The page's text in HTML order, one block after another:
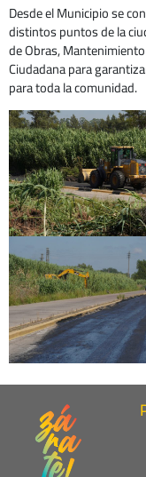
Desde el Municipio se
distintos puntos de la
de Obras,
Ciudadana para
para toda la comunidad.